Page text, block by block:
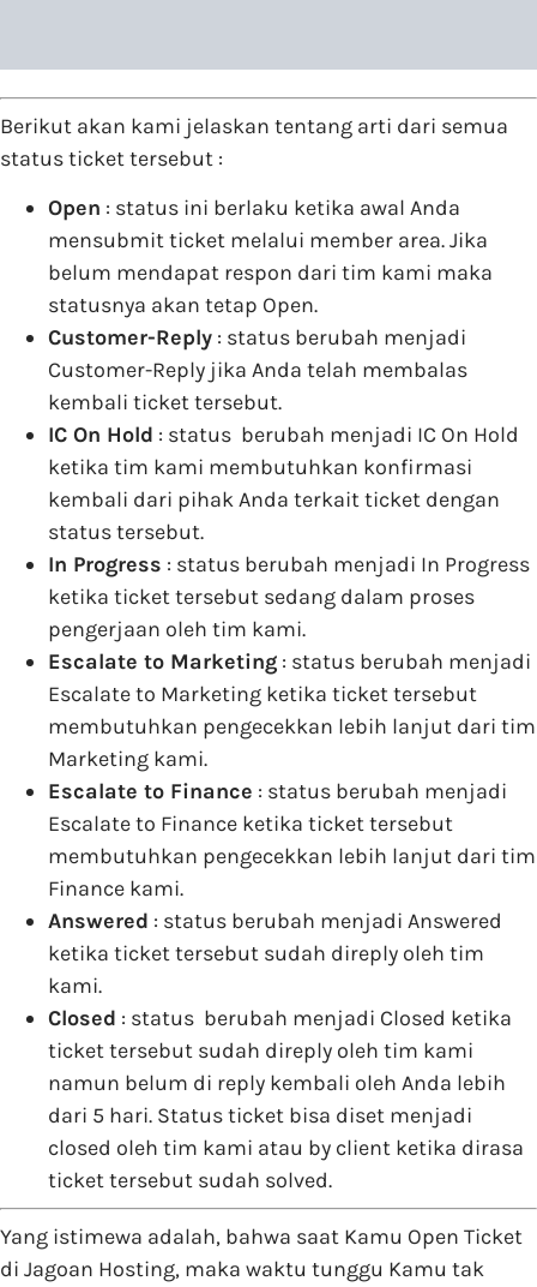
Berikut akan kami jelaskan tentang arti dari semua
status ticket tersebut :
Open : status ini berlaku ketika awal Anda
mensubmit ticket melalui member area. Jika
belum mendapat respon dari tim kami maka
statusnya akan tetap Open.
Customer-Reply : status berubah menjadi
Customer-Reply jika Anda telah membalas
kembali ticket tersebut.
IC On Hold : status berubah menjadi IC On Hold
ketika tim kami membutuhkan konfirmasi
kembali dari pihak Anda terkait ticket dengan
status tersebut.
In Progress : status berubah menjadi In Progress
ketika ticket tersebut sedang dalam proses
pengerjaan oleh tim kami.
Escalate to Marketing : status berubah menjadi
Escalate to Marketing ketika ticket tersebut
membutuhkan pengecekkan lebih lanjut dari tim
Marketing kami.
Escalate to Finance : status berubah menjadi
Escalate to Finance ketika ticket tersebut
membutuhkan pengecekkan lebih lanjut dari tim
Finance kami.
Answered : status berubah menjadi Answered
ketika ticket tersebut sudah direply oleh tim
kami.
Closed : status berubah menjadi Closed ketika
ticket tersebut sudah direply oleh tim kami
namun belum di reply kembali oleh Anda lebih
dari 5 hari. Status ticket bisa diset menjadi
closed oleh tim kami atau by client ketika dirasa
ticket tersebut sudah solved.
Yang istimewa adalah, bahwa saat Kamu Open Ticket
di Jagoan Hosting, maka waktu tunggu Kamu tak